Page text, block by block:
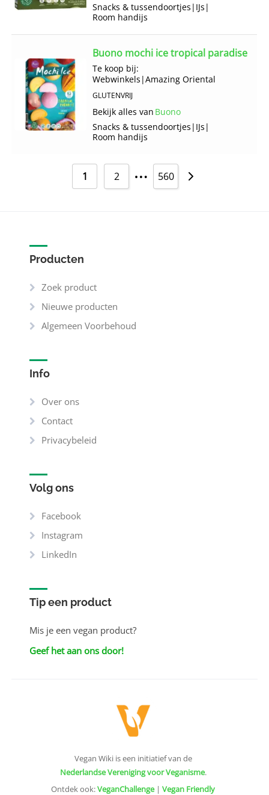
Snacks & tussendoortjes | IJs |
Room handijs
Buono mochi ice tropical paradise
Te koop bij:
Webwinkels |Amazing Oriental
GLUTENVRIJ
Bekijk alles van Buono
Snacks & tussendoortjes | IJs |
Room handijs
1 2 … 560
Producten
Zoek product
Nieuwe producten
Algemeen Voorbehoud
Info
Over ons
Contact
Privacybeleid
Volg ons
Facebook
Instagram
LinkedIn
Tip een product
Mis je een vegan product?
Geef het aan ons door!
Vegan Wiki is een initiatief van de
Nederlandse Vereniging voor Veganisme.
Ontdek ook:VeganChallenge| Vegan Friendly